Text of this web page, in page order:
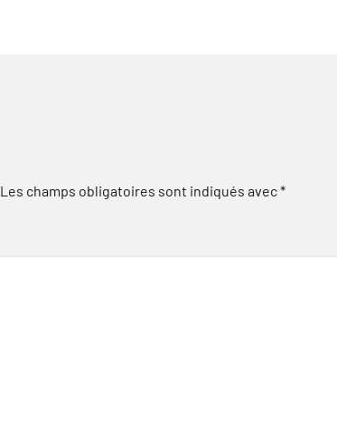
Les champs obligatoires sont indiqués avec*